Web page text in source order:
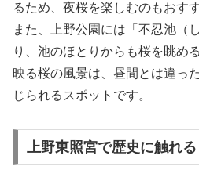
るため、夜桜を楽しむのもおす
また、上野公園には「不忍池（
り、池のほとりからも桜を眺め
映る桜の風景は、昼間とは違っ
じられるスポットです。
上野東照宮で歴史に触れる